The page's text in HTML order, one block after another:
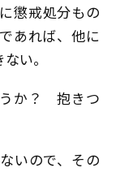
懲戒処分もの
あれば、他に
い。
うか？ 抱きつ
いので、その